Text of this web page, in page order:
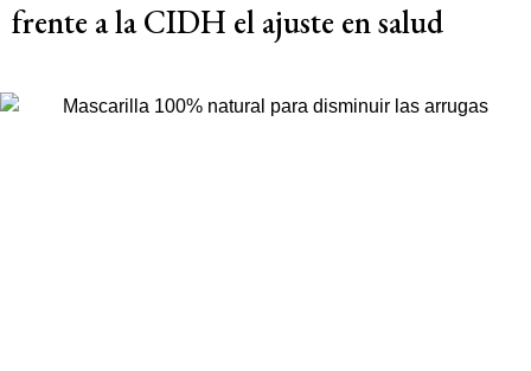
frente a la CIDH el ajuste en salud